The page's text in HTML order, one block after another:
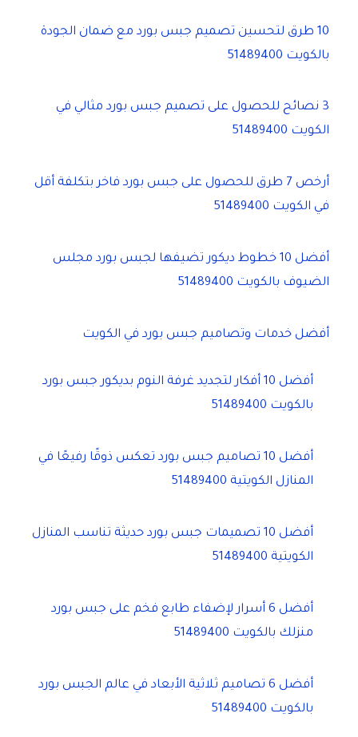
10 طرق لتحسين تصميم جبس بورد مع ضمان الجودة
بالكويت 51489400
3 نصائح للحصول على تصميم جبس بورد مثالي في
الكويت 51489400
أرخص 7 طرق للحصول على جبس بورد فاخر بتكلفة أقل
في الكويت 51489400
أفضل 10 خطوط ديكور تضيفها لجبس بورد مجلس
الضيوف بالكويت 51489400
أفضل خدمات وتصاميم جبس بورد في الكويت
أفضل 10 أفكار لتجديد غرفة النوم بديكور جبس بورد
بالكويت 51489400
أفضل 10 تصاميم جبس بورد تعكس ذوقًا رفيعًا في
المنازل الكويتية 51489400
أفضل 10 تصميمات جبس بورد حديثة تناسب المنازل
الكويتية 51489400
أفضل 6 أسرار لإضفاء طابع فخم على جبس بورد
منزلك بالكويت 51489400
أفضل 6 تصاميم ثلاثية الأبعاد في عالم الجبس بورد
بالكويت 51489400